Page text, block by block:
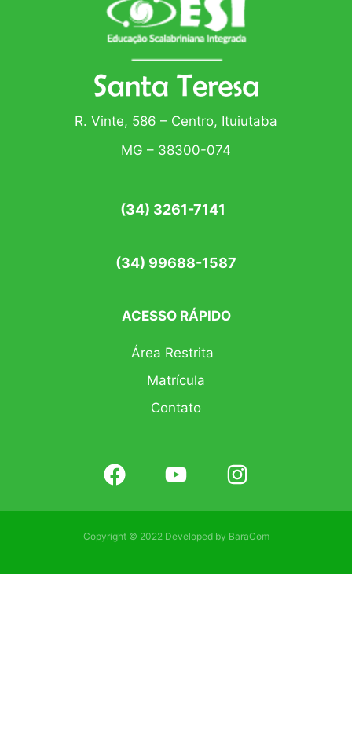
R. Vinte, 586 – Centro, Ituiutaba
MG – 38300-074
(34) 3261-7141
(34) 99688-1587
ACESSO RÁPIDO
Área Restrita
Matrícula
Contato
Copyright © 2022 Developed by BaraCom